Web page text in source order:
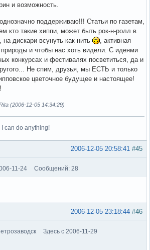
и возможность.
поддерживаю!!! Статьи по газетам,
кто такие хиппи, может быть рок-н-ролл в
дискари всунуть как-нить
, активная
и чтобы нас хоть видели. С идеями
конкурсах и фестивалях посветиться, да и
Не спим, друзья, мы ЕСТЬ и только
цветочное будущее и настоящее!
(2006-12-05 14:34:29)
do anything!
#45
2006-12-05 20:58:41
11-24 Сообщений: 28
#46
2006-12-05 23:18:44
Здесь с 2006-11-29